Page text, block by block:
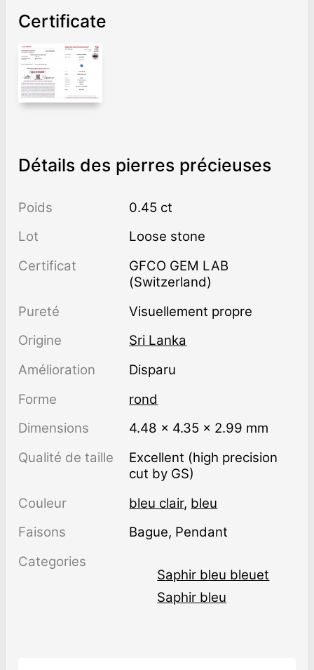
Certificate
Détails des pierres précieuses
Poids
0.45 ct
Lot
Loose stone
Certificat
GFCO GEM LAB
(Switzerland)
Pureté
visuellement propre
Origine
Sri Lanka
Amélioration
disparu
Forme
rond
Dimensions
4.48 × 4.35 × 2.99 mm
Qualité de taille
Excellent (high precision
cut by GS)
Couleur
bleu clair, bleu
Faisons
Bague, Pendant
Categories
Saphir bleu bleuet
Saphir bleu